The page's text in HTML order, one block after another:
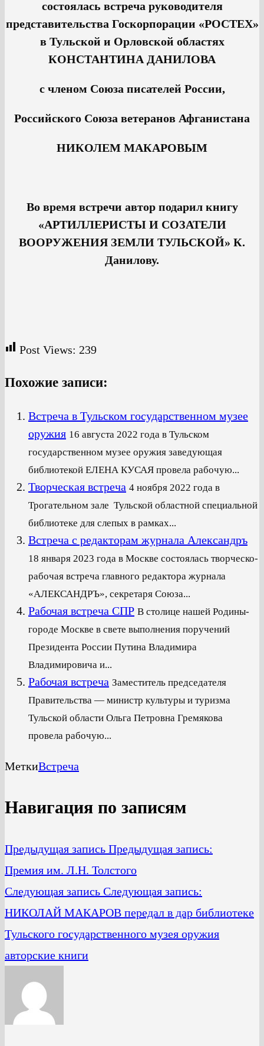
состоялась встреча руководителя
представительства Госкорпорации «РОСТЕХ»
в Тульской и Орловской областях
КОНСТАНТИНА ДАНИЛОВА
с членом Союза писателей России,
Российского Союза ветеранов Афганистана
НИКОЛЕМ МАКАРОВЫМ
Во время встречи автор подарил книгу
«АРТИЛЛЕРИСТЫ И СОЗАТЕЛИ
ВООРУЖЕНИЯ ЗЕМЛИ ТУЛЬСКОЙ» К.
Данилову.
Post Views: 239
Похожие записи:
Встреча в Тульском государственном музее
оружия 16 августа 2022 года в Тульском
государственном музее оружия заведующая
библиотекой ЕЛЕНА КУСАЯ провела рабочую...
Творческая встреча 4 ноября 2022 года в
Трогательном зале Тульской областной специальной
библиотеке для слепых в рамках...
Встреча с редакторам журнала Александръ
18 января 2023 года в Москве состоялась творческо-
рабочая встреча главного редактора журнала
«АЛЕКСАНДРЪ», секретаря Союза...
Рабочая встреча СПР В столице нашей Родины-
городе Москве в свете выполнения поручений
Президента России Путина Владимира
Владимировича и...
Рабочая встреча Заместитель председателя
Правительства — министр культуры и туризма
Тульской области Ольга Петровна Гремякова
провела рабочую...
МеткиВстреча
Навигация по записям
Предыдущая запись Предыдущая запись:
Премия им. Л.Н. Толстого
Следующая запись Следующая запись:
НИКОЛАЙ МАКАРОВ передал в дар библиотеке
Тульского государственного музея оружия
авторские книги